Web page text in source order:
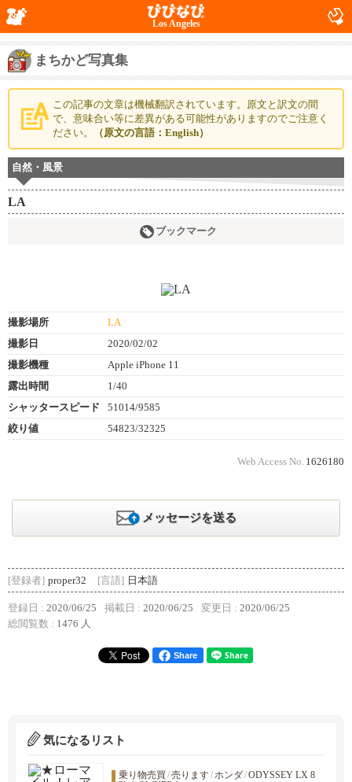
Los Angeles
まちかど写真集
この記事の文章は機械翻訳されています。原文と訳文の間
で、意味合い等に差異がある可能性がありますのでご注意く
ださい。
（原文の言語：English）
自然・風景
LA
ブックマーク
撮影場所
LA
撮影日
2020/02/02
撮影機種
Apple iPhone 11
露出時間
1/40
シャッタースピード
51014/9585
絞り値
54823/32325
Web Access No. 1626180
メッセージを送る
[登録者] proper32 [言語] 日本語
登録日 : 2020/06/25 掲載日 : 2020/06/25 変更日 : 2020/06/25
総閲覧数 : 1476 人
Share
気になるリスト
乗り物売買 /売ります/ホンダ/ODYSSEY LX 8